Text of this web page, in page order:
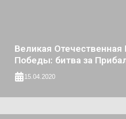
Великая
Победы: битва за
15.04.2020